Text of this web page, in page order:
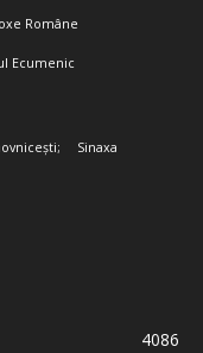
Române
Ecumenic
Sinaxa
4086